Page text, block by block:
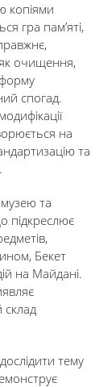
копіями
гра пам’яті,
очищення,
спогад.
на
та
музею та
підкреслює
Бекет
на Майдані.
склад
тему